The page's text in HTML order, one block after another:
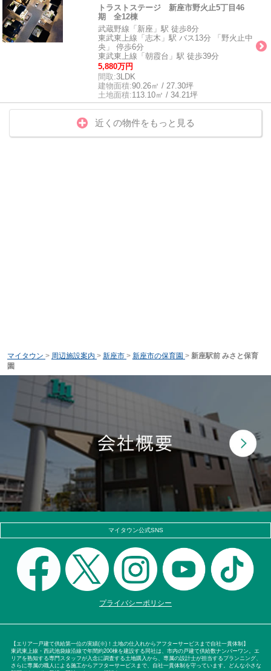
トラストステージ 新座市野火止5丁目46
期 全12棟
武蔵野線「新座」駅 徒歩8分
東武東上線「志木」駅 バス13分 「野火止中
央」 停歩6分
東武東上線「朝霞台」駅 徒歩39分
5,880万円
間取:3LDK
建物面積:90.26㎡ / 27.30坪
土地面積:113.10㎡ / 34.21坪
近くの物件をもっと見る
マイタウン > 周辺施設案内 > 新座市 > 新座市の保育園 > 新座駅前 みさと保育
園
マイタウン公式SNS
プライバシーポリシー
【エリア一戸建て供給第一位の実績(※)！土地の仕入れからアフターサービスまで自社一貫体制】
東武東上線・西武池袋線沿線で年間約200棟を建設する同社は、市内の戸建て供給数ナンバーワン。エ
リアを熟知する専門スタッフが入念に調査する土地購入から、専属の設計士が担当するプランニング、
さらに専属の職人による施工からアフターサービスまで、自社一貫体制を守っています。どんな小さな